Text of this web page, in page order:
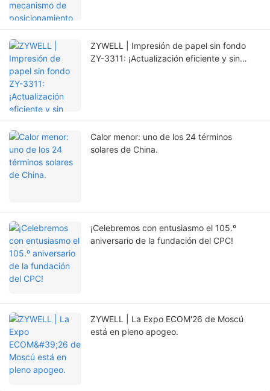
ZYWELL | Impresión de papel sin fondo
ZY-3311: ¡Actualización eficiente y sin
Calor menor: uno de los 24 términos
solares de China.
¡Celebremos con entusiasmo el 105.º
aniversario de la fundación del CPC!
ZYWELL | La Expo ECOM'26 de Moscú
está en pleno apogeo.